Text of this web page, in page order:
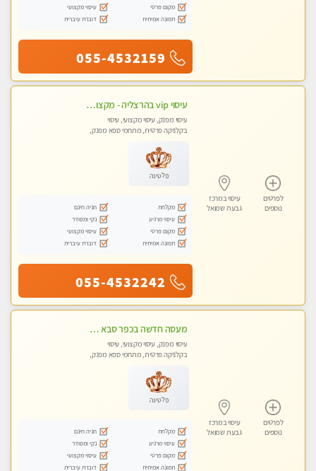
מקום פרטי
עיסוי מקצועי
תמונה אמיתית
דוברת עיברית
055-4532159
לפרטים
נוספים
עיסוי במרכז
גבעת שמואל
עיסוי vip בהרצליה - מקצועי ומפנק ומקצועי ומיוחד
עיסוי מפנק, עיסוי מקצועי, עיסוי
בקלניקה פרטית, מתחמי ספא מפנק,
פלטינה
מקלחת
חניה חינם
עיסוי מרגיע
נקי ומסודר
מקום פרטי
עיסוי מקצועי
תמונה אמיתית
דוברת עיברית
055-4532242
לפרטים
נוספים
עיסוי במרכז
גבעת שמואל
מעסה חדשה בכפר סבא כל סוגי העיסויים מעסה מקצועית ואיכותית פרטי!!!מומלץ לחלוטין!! ללא מין !
עיסוי מפנק, עיסוי מקצועי, עיסוי
בקלניקה פרטית, מתחמי ספא מפנק,
פלטינה
מקלחת
חניה חינם
עיסוי מרגיע
נקי ומסודר
מקום פרטי
עיסוי מקצועי
תמונה אמיתית
דוברת עיברית